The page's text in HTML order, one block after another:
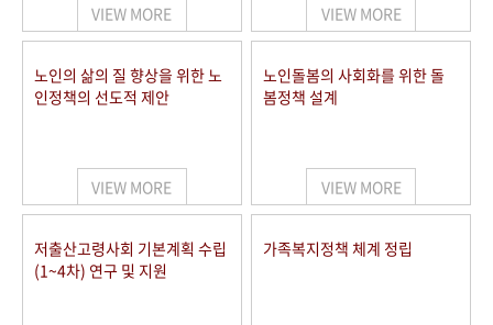
VIEW MORE VIEW MORE
노인의 삶의 질 향상을 위한 노
인정책의 선도적 제안
VIEW MORE
노인돌봄의 사회화를 위한 돌
봄정책 설계
VIEW MORE
저출산고령사회 기본계획 수립
(1~4차) 연구 및 지원
가족복지정책 체계 정립